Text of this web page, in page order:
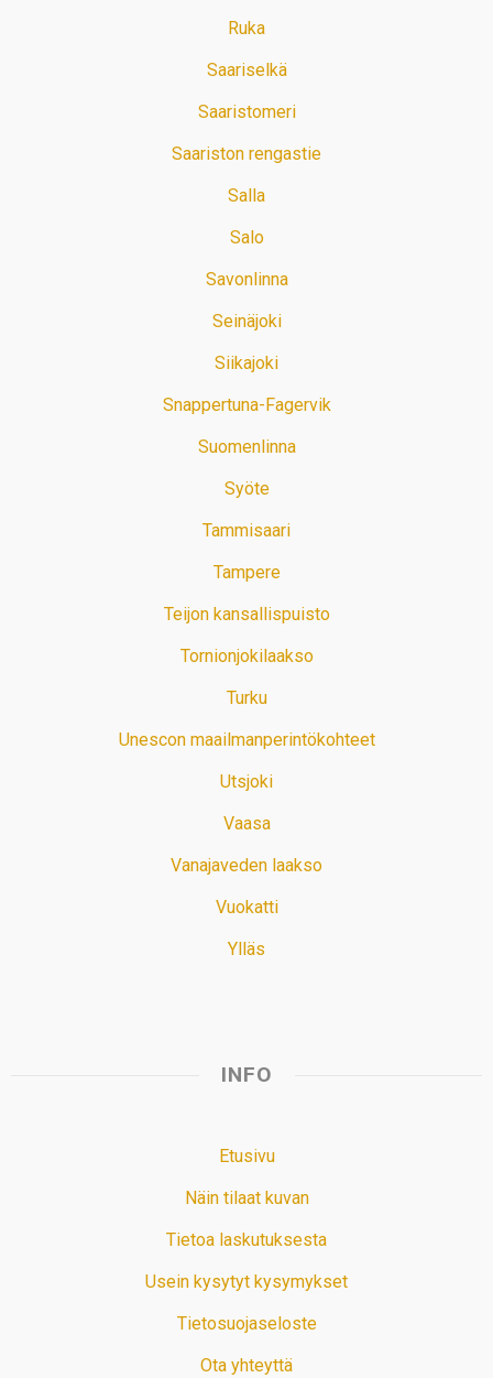
Ruka
Saariselkä
Saaristomeri
Saariston rengastie
Salla
Salo
Savonlinna
Seinäjoki
Siikajoki
Snappertuna-Fagervik
Suomenlinna
Syöte
Tammisaari
Tampere
Teijon kansallispuisto
Tornionjokilaakso
Turku
Unescon maailmanperintökohteet
Utsjoki
Vaasa
Vanajaveden laakso
Vuokatti
Ylläs
INFO
Etusivu
Näin tilaat kuvan
Tietoa laskutuksesta
Usein kysytyt kysymykset
Tietosuojaseloste
Ota yhteyttä